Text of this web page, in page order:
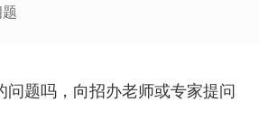
问题吗，向招办老师或专家提问